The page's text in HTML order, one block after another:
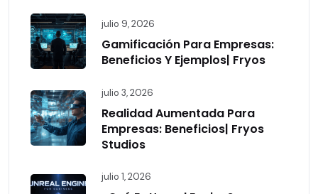
julio 9, 2026
Gamificación Para Empresas:
Beneficios Y Ejemplos| Fryos
julio 3, 2026
Realidad Aumentada Para
Empresas: Beneficios| Fryos
Studios
julio 1, 2026